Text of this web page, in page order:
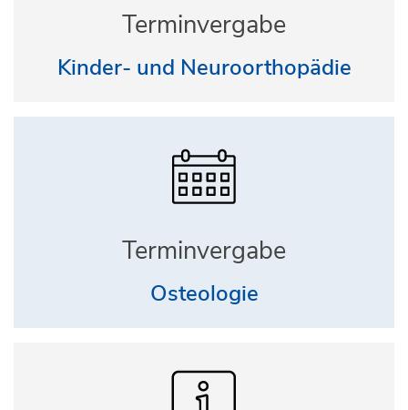
Terminvergabe
Kinder- und Neuroorthopädie
Terminvergabe
Osteologie